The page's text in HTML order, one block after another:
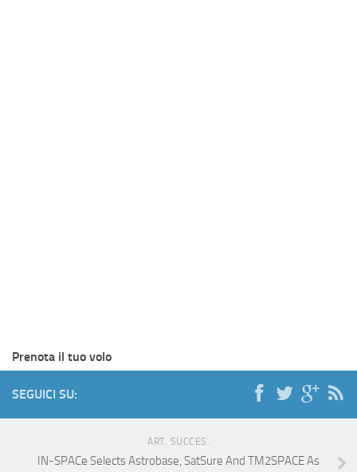
Prenota il tuo volo
SEGUICI SU:
ART. SUCCES.
IN-SPACe Selects Astrobase, SatSure And TM2SPACE As